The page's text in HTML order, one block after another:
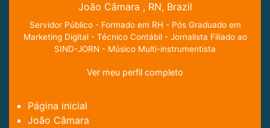
João Câmara , RN, Brazil
Servidor Público - Formado em RH - Pós Graduado em
Marketing Digital - Técnico Contábil - Jornalista Filiado ao
SIND-JORN - Músico Multi-instrumentista
Ver meu perfil completo
Página inicial
João Câmara